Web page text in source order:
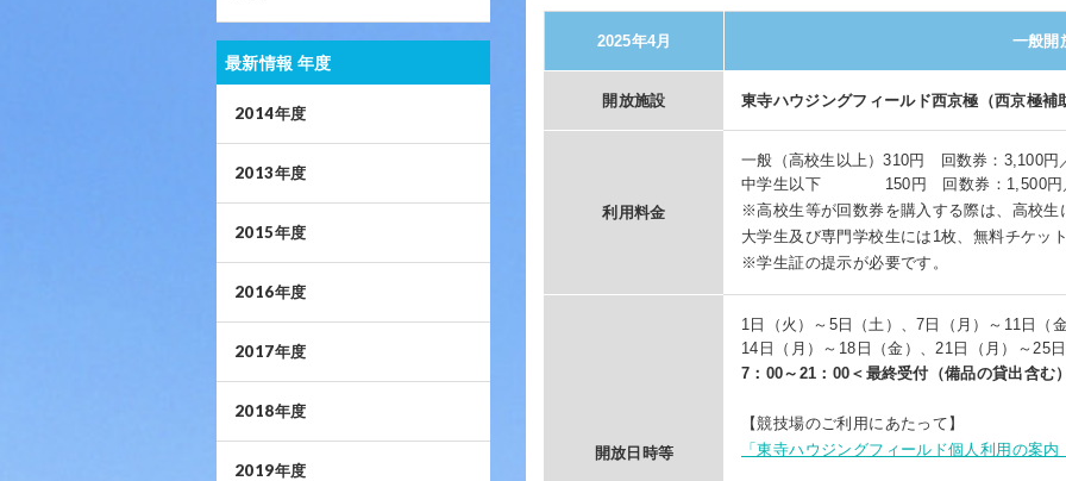
2025年4月 一般開
開放施設 東寺ハウジングフィールド西京極（西京極
利用料金
一般（高校生以上）310円 回数券：3,100円
中学生以下 150円 回数券：1,500円
※高校生等が回数券を購入する際は、高校生
大学生及び専門学校生には1枚、無料チケッ
※学生証の提示が必要です。
開放日時等
1日（火）～5日（土）、7日（月）～11日（
14日（月）～18日（金）、21日（月）～25
7：00～21：00 ＜最終受付（備品の貸出含む
【競技場のご利用にあたって】
「東寺ハウジングフィールド個人利用の案
最新情報 年度
2014年度
2013年度
2015年度
2016年度
2017年度
2018年度
2019年度